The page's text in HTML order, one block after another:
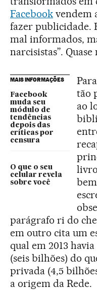
Facebookvendem
fazer publicidade.
mal informados,
narcisistas”. Quase
MAIS INFORMAÇÕES
Facebook
muda seu
módulo de
tendências
depois das
críticas por
censura
O que o seu
celular revela
sobre você
tão
ao
parágrafo ri do
em outro cita um
qual em 2013
(seis bilhões) do
privada (4,5
a origem da Rede.